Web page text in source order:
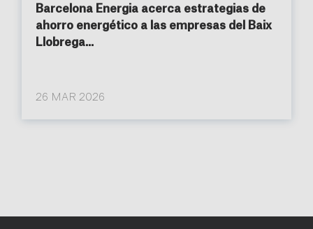
Barcelona Energia acerca estrategias de
ahorro energético a las empresas del Baix
Llobrega...
26 MAR 2026